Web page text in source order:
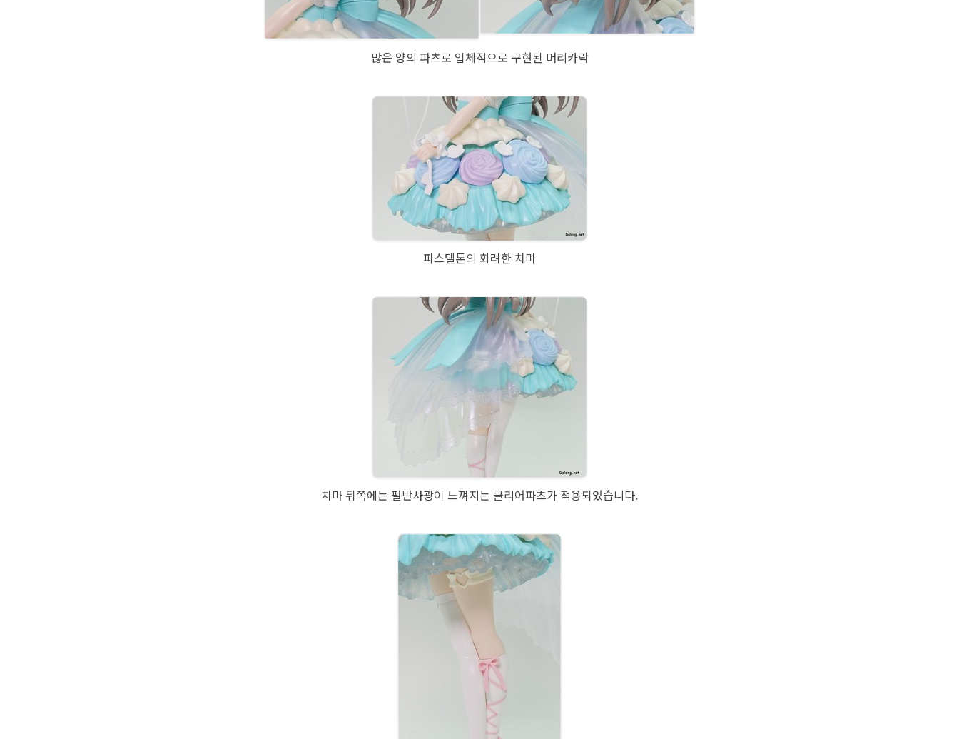
많은 양의 파츠로 입체적으로 구현된 머리카락
파스텔톤의 화려한 치마
치마 뒤쪽에는 펄반사광이 느껴지는 클리어파츠가 적용되었습니다.